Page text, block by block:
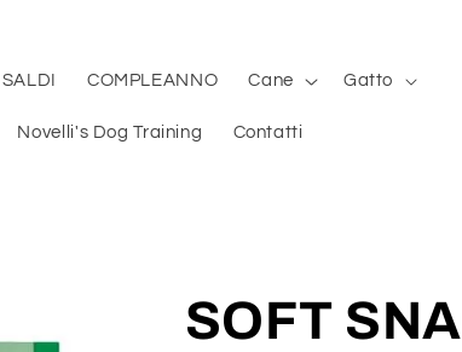
SALDI COMPLEANNO Cane Gatto
Novelli's Dog Training Contatti
SOFT